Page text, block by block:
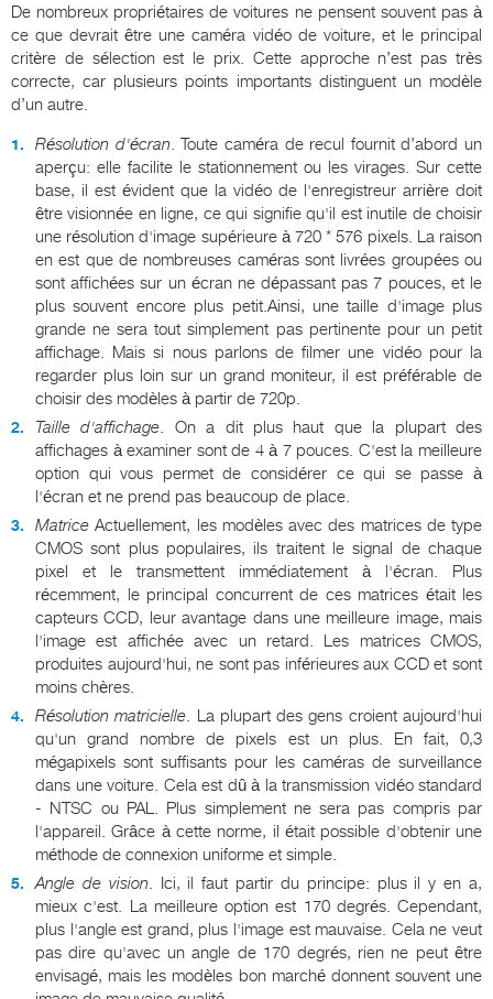
De nombreux propriétaires de voitures ne pensent souvent pas à
ce que devrait être une caméra vidéo de voiture, et le principal
critère de sélection est le prix. Cette approche n’est pas très
correcte, car plusieurs points importants distinguent un modèle
d’un autre.
Résolution d'écran. Toute caméra de recul fournit d’abord un
aperçu: elle facilite le stationnement ou les virages. Sur cette
base, il est évident que la vidéo de l'enregistreur arrière doit
être visionnée en ligne, ce qui signifie qu'il est inutile de choisir
une résolution d'image supérieure à 720 * 576 pixels. La raison
en est que de nombreuses caméras sont livrées groupées ou
sont affichées sur un écran ne dépassant pas 7 pouces, et le
plus souvent encore plus petit.Ainsi, une taille d'image plus
grande ne sera tout simplement pas pertinente pour un petit
affichage. Mais si nous parlons de filmer une vidéo pour la
regarder plus loin sur un grand moniteur, il est préférable de
choisir des modèles à partir de 720p.
Taille d'affichage. On a dit plus haut que la plupart des
affichages à examiner sont de 4 à 7 pouces. C'est la meilleure
option qui vous permet de considérer ce qui se passe à
l'écran et ne prend pas beaucoup de place.
Matrice Actuellement, les modèles avec des matrices de type
CMOS sont plus populaires, ils traitent le signal de chaque
pixel et le transmettent immédiatement à l'écran. Plus
récemment, le principal concurrent de ces matrices était les
capteurs CCD, leur avantage dans une meilleure image, mais
l'image est affichée avec un retard. Les matrices CMOS,
produites aujourd'hui, ne sont pas inférieures aux CCD et sont
moins chères.
Résolution matricielle. La plupart des gens croient aujourd'hui
qu'un grand nombre de pixels est un plus. En fait, 0,3
mégapixels sont suffisants pour les caméras de surveillance
dans une voiture. Cela est dû à la transmission vidéo standard
- NTSC ou PAL. Plus simplement ne sera pas compris par
l'appareil. Grâce à cette norme, il était possible d'obtenir une
méthode de connexion uniforme et simple.
Angle de vision. Ici, il faut partir du principe: plus il y en a,
mieux c'est. La meilleure option est 170 degrés. Cependant,
plus l'angle est grand, plus l'image est mauvaise. Cela ne veut
pas dire qu'avec un angle de 170 degrés, rien ne peut être
envisagé, mais les modèles bon marché donnent souvent une